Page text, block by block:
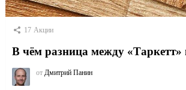
17 Акции
В чём разница между «Таркетт»
от Дмитрий Панин